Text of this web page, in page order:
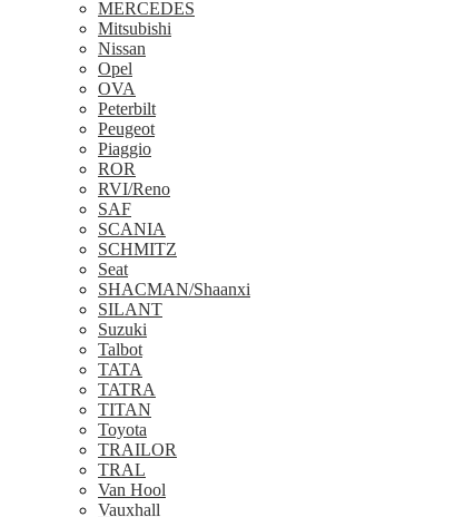
MERCEDES
Mitsubishi
Nissan
Opel
OVA
Peterbilt
Peugeot
Piaggio
ROR
RVI/Reno
SAF
SCANIA
SCHMITZ
Seat
SHACMAN/Shaanxi
SILANT
Suzuki
Talbot
TATA
TATRA
TITAN
Toyota
TRAILOR
TRAL
Van Hool
Vauxhall